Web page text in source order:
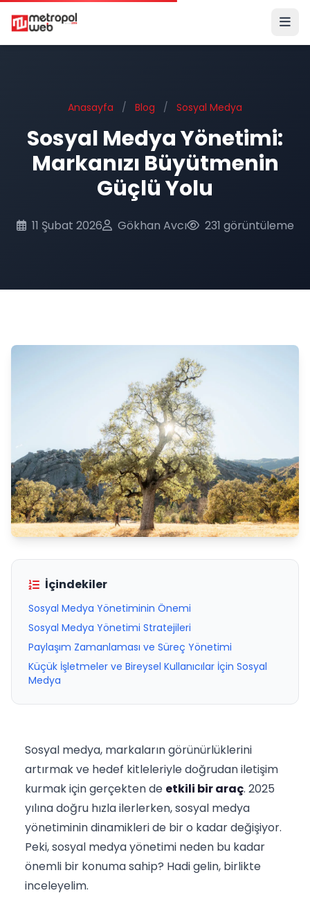
Ana içeriğe geç
Anasayfa / Blog / Sosyal Medya
Sosyal Medya Yönetimi:
Markanızı Büyütmenin
Güçlü Yolu
11 Şubat 2026 Gökhan Avcı 231 görüntüleme
İçindekiler
Sosyal Medya Yönetiminin Önemi
Sosyal Medya Yönetimi Stratejileri
Paylaşım Zamanlaması ve Süreç Yönetimi
Küçük İşletmeler ve Bireysel Kullanıcılar İçin Sosyal
Medya
Sosyal medya, markaların görünürlüklerini
artırmak ve hedef kitleleriyle doğrudan iletişim
kurmak için gerçekten de etkili bir araç. 2025
yılına doğru hızla ilerlerken, sosyal medya
yönetiminin dinamikleri de bir o kadar değişiyor.
Peki, sosyal medya yönetimi neden bu kadar
önemli bir konuma sahip? Hadi gelin, birlikte
inceleyelim.